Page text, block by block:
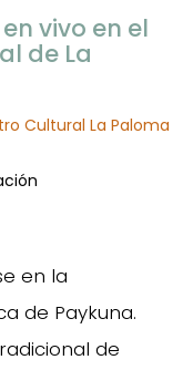
vivo en el
de La
Cultural La Paloma
en la
de Paykuna.
de